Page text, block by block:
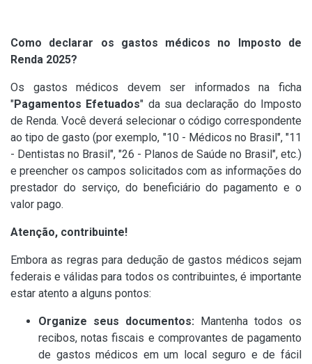
Como declarar os gastos médicos no Imposto de
Renda 2025?
Os gastos médicos devem ser informados na ficha
"Pagamentos Efetuados" da sua declaração do Imposto
de Renda. Você deverá selecionar o código correspondente
ao tipo de gasto (por exemplo, "10 - Médicos no Brasil", "11
- Dentistas no Brasil", "26 - Planos de Saúde no Brasil", etc.)
e preencher os campos solicitados com as informações do
prestador do serviço, do beneficiário do pagamento e o
valor pago.
Atenção, contribuinte!
Embora as regras para dedução de gastos médicos sejam
federais e válidas para todos os contribuintes, é importante
estar atento a alguns pontos:
Organize seus documentos: Mantenha todos os
recibos, notas fiscais e comprovantes de pagamento
de gastos médicos em um local seguro e de fácil